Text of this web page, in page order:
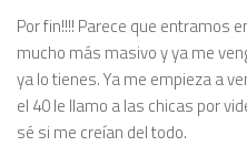
Por fin!!!! Parece que entramos
mucho más masivo y ya me
ya lo tienes. Ya me empieza a
el 40 le llamo a las chicas por
sé si me creían del todo.